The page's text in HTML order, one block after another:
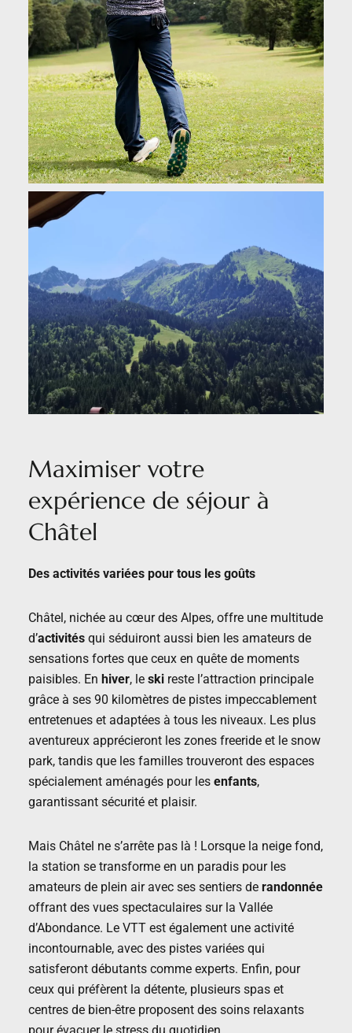
Maximiser votre
expérience de séjour à
Châtel
Des activités variées pour tous les goûts
Châtel, nichée au cœur des Alpes, offre une multitude
d’activitésqui séduiront aussi bien les amateurs de
sensations fortes que ceux en quête de moments
paisibles. En hiver, le skireste l’attraction principale
grâce à ses 90 kilomètres de pistes impeccablement
entretenues et adaptées à tous les niveaux. Les plus
aventureux apprécieront les zones freeride et le snow
park, tandis que les familles trouveront des espaces
spécialement aménagés pour les enfants,
garantissant sécurité et plaisir.
Mais Châtel ne s’arrête pas là ! Lorsque la neige fond,
la station se transforme en un paradis pour les
amateurs de plein air avec ses sentiers de randonnée
offrant des vues spectaculaires sur la Vallée
d’Abondance. Le VTT est également une activité
incontournable, avec des pistes variées qui
satisferont débutants comme experts. Enfin, pour
ceux qui préfèrent la détente, plusieurs spas et
centres de bien-être proposent des soins relaxants
pour évacuer le stress du quotidien.